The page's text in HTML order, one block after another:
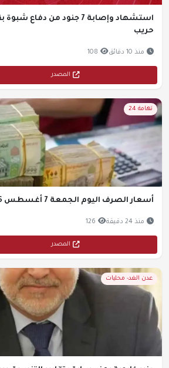
استشهاد وإصابة 7 جنود من
حريب
منذ 10 دقائق 108
المصدر
تهامة 24
أسعار الصرف اليوم الجمعة 7 أغسطس 2026 في اليمن
منذ 24 دقيقة 126
المصدر
عدن الغد- محليات